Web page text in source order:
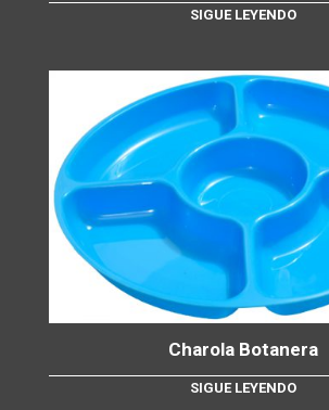
SIGUE LEYENDO
Charola Botanera
SIGUE LEYENDO